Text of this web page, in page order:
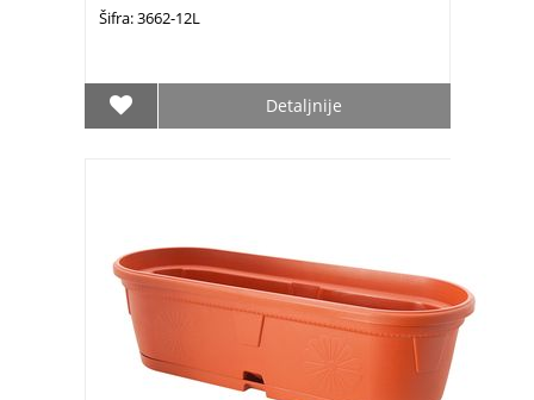
Šifra: 3662-12L
Detaljnije